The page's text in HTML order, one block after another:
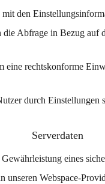
den
die Abfrage in Bezug
eine rechtskonforme
durch Einstellungen
Serverdaten
eines
unseren Webspace-